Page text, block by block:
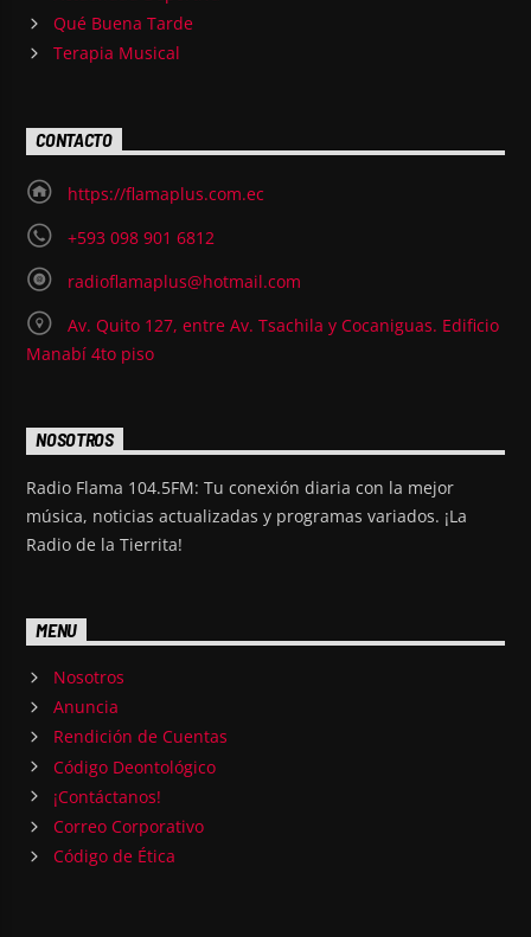
Qué Buena Tarde
Terapia Musical
CONTACTO
https://flamaplus.com.ec
+593 098 901 6812
radioflamaplus@hotmail.com
Av. Quito 127, entre Av. Tsachila y Cocaniguas. Edificio
Manabí 4to piso
NOSOTROS
Radio Flama 104.5FM: Tu conexión diaria con la mejor
música, noticias actualizadas y programas variados. ¡La
Radio de la Tierrita!
MENU
Nosotros
Anuncia
Rendición de Cuentas
Código Deontológico
¡Contáctanos!
Correo Corporativo
Código de Ética